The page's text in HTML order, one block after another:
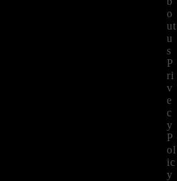
o
ut
u
s
P
ri
v
e
c
y
P
ol
ic
y